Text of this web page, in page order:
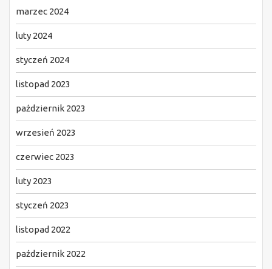
marzec 2024
luty 2024
styczeń 2024
listopad 2023
październik 2023
wrzesień 2023
czerwiec 2023
luty 2023
styczeń 2023
listopad 2022
październik 2022